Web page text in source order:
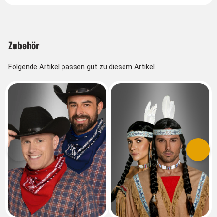
Zubehör
Folgende Artikel passen gut zu diesem Artikel.
Vorherige